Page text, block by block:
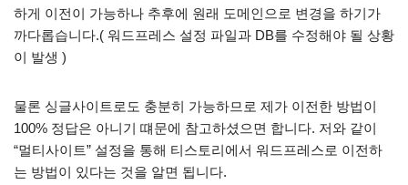
하게 이전이 가능하나 추후에 원래 도메인으로 변경을 하기가
까다롭습니다.( 워드프레스 설정 파일과 DB를 수정해야 될 상황
이 발생 )
물론 싱글사이트로도 충분히 가능하므로 제가 이전한 방법이
100% 정답은 아니기 떄문에 참고하셨으면 합니다. 저와 같이
“멀티사이트” 설정을 통해 티스토리에서 워드프레스로 이전하
는 방법이 있다는 것을 알면 됩니다.